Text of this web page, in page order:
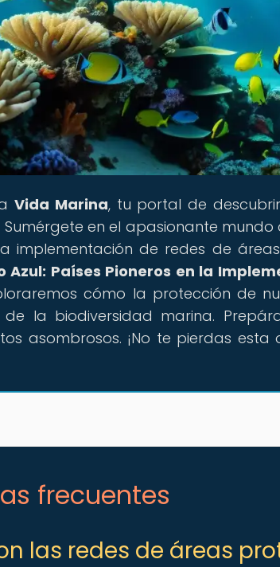
Vida Marina, tu portal de
Sumérgete en el apasionante
implementación de redes de
Azul: Países Pioneros en la
cómo la protección de
de la biodiversidad marina.
asombrosos. ¡No te pierdas
frecuentes
las redes de áreas